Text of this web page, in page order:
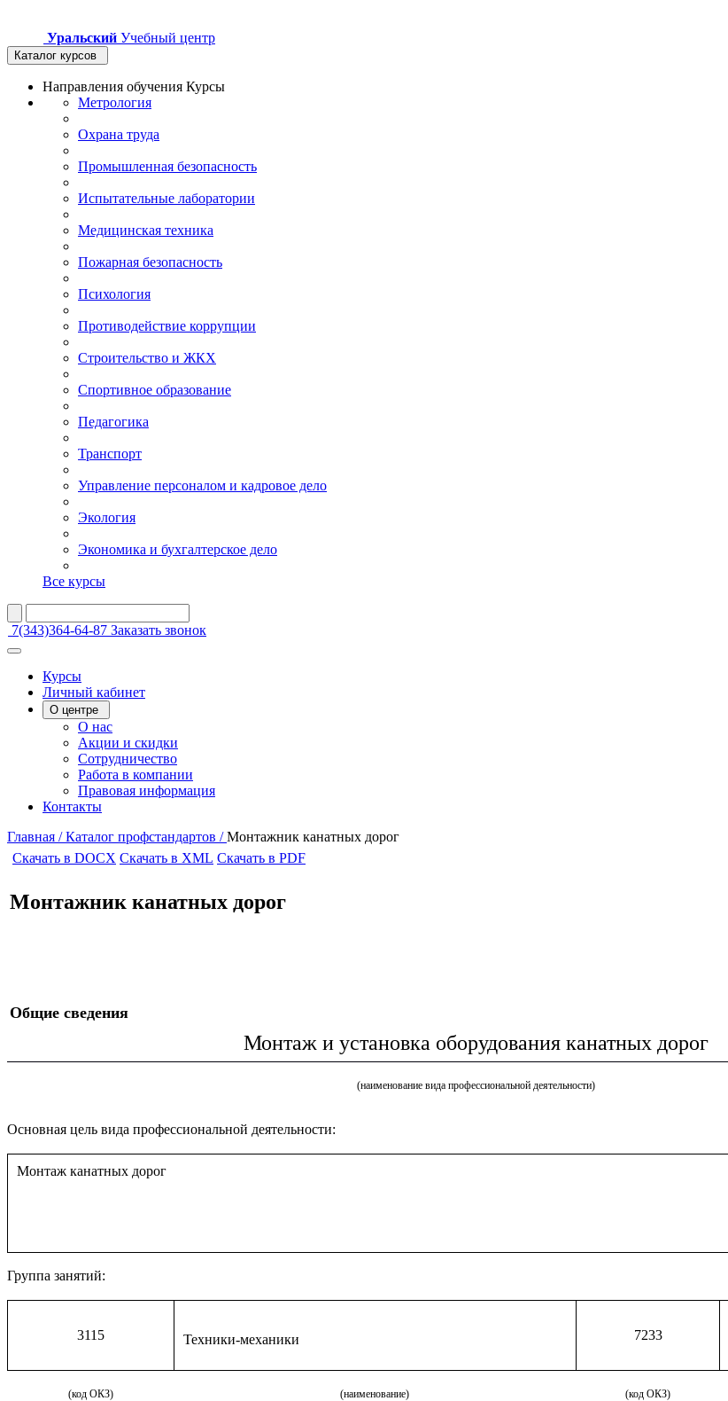
Уральский Учебный центр
Каталог курсов
Направления обучения Курсы
Метрология
Охрана труда
Промышленная безопасность
Испытательные лаборатории
Медицинская техника
Пожарная безопасность
Психология
Противодействие коррупции
Строительство и ЖКХ
Спортивное образование
Педагогика
Транспорт
Управление персоналом и кадровое дело
Экология
Экономика и бухгалтерское дело
Все курсы
7(343)364-64-87 Заказать звонок
Курсы
Личный кабинет
О центре
О нас
Акции и скидки
Сотрудничество
Работа в компании
Правовая информация
Контакты
Главная /Каталог профстандартов /Монтажник канатных дорог
Скачать в DOCX Скачать в XML Скачать в PDF
Монтажник канатных дорог
Общие сведения
Монтаж и установка оборудования канатных дорог
(наименование вида профессиональной деятельности)
Основная цель вида профессиональной деятельности:
Монтаж канатных дорог
Группа занятий:
3115 Техники-механики 7233
(код ОКЗ) (наименование) (код ОКЗ)